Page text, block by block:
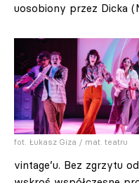
uosobiony przez Dicka
fot. Łukasz Giza / mat. teatru
vintage’u. Bez zgrzytu